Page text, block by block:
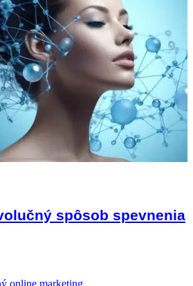
spôsob spevnenia